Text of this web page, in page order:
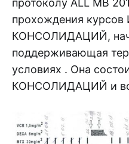
протоколу ALL MB
прохождения
КОНСОЛИДАЦИЙ,
поддерживающая
условиях . Она
КОНСОЛИДАЦИЙ и